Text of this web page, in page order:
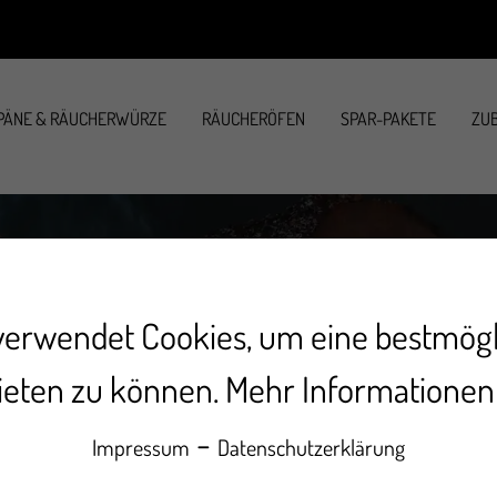
& RÄUCHERWÜRZE RÄUCHERÖFEN SPAR-PAKETE
Grill zum
keinen extra Räucherofen.
Grill und räucherst Lachs,
Cookies, um eine
zu können.Mehr Informationen
Impressum - Datenschutzerklärung